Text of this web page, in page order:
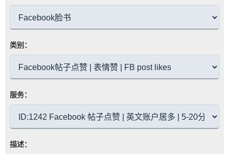
类别：
服务：
描述：